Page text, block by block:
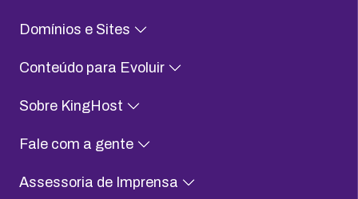
Domínios e Sites
Conteúdo para Evoluir
Sobre KingHost
Fale com a gente
Assessoria de Imprensa